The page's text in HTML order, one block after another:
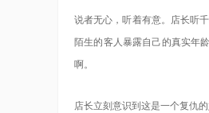
说者无心，听着有意。店长听
陌生的客人暴露自己的真实年
啊。
店长立刻意识到这是一个复仇的